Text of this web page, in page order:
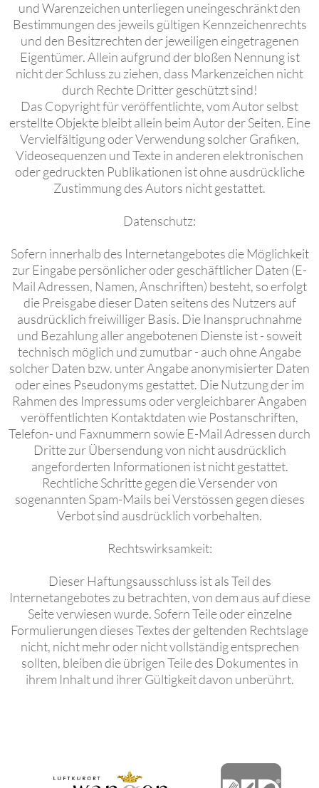
und Warenzeichen unterliegen uneingeschränkt den
Bestimmungen des jeweils gültigen Kennzeichenrechts
und den Besitzrechten der jeweiligen eingetragenen
Eigentümer. Allein aufgrund der bloßen Nennung ist
nicht der Schluss zu ziehen, dass Markenzeichen nicht
durch Rechte Dritter geschützt sind!
Das Copyright für veröffentlichte, vom Autor selbst
erstellte Objekte bleibt allein beim Autor der Seiten. Eine
Vervielfältigung oder Verwendung solcher Grafiken,
Videosequenzen und Texte in anderen elektronischen
oder gedruckten Publikationen ist ohne ausdrückliche
Zustimmung des Autors nicht gestattet.
Datenschutz:
Sofern innerhalb des Internetangebotes die Möglichkeit
zur Eingabe persönlicher oder geschäftlicher Daten (E-
Mail Adressen, Namen, Anschriften) besteht, so erfolgt
die Preisgabe dieser Daten seitens des Nutzers auf
ausdrücklich freiwilliger Basis. Die Inanspruchnahme
und Bezahlung aller angebotenen Dienste ist - soweit
technisch möglich und zumutbar - auch ohne Angabe
solcher Daten bzw. unter Angabe anonymisierter Daten
oder eines Pseudonyms gestattet. Die Nutzung der im
Rahmen des Impressums oder vergleichbarer Angaben
veröffentlichten Kontaktdaten wie Postanschriften,
Telefon- und Faxnummern sowie E-Mail Adressen durch
Dritte zur Übersendung von nicht ausdrücklich
angeforderten Informationen ist nicht gestattet.
Rechtliche Schritte gegen die Versender von
sogenannten Spam-Mails bei Verstössen gegen dieses
Verbot sind ausdrücklich vorbehalten.
Rechtswirksamkeit:
Dieser Haftungsausschluss ist als Teil des
Internetangebotes zu betrachten, von dem aus auf diese
Seite verwiesen wurde. Sofern Teile oder einzelne
Formulierungen dieses Textes der geltenden Rechtslage
nicht, nicht mehr oder nicht vollständig entsprechen
sollten, bleiben die übrigen Teile des Dokumentes in
ihrem Inhalt und ihrer Gültigkeit davon unberührt.